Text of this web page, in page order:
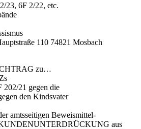
23, 6F 2/22, etc.
110 74821 Mosbach
zu…
21 gegen die
den Kindsvater
amtsseitigen Beweismittel-
aus